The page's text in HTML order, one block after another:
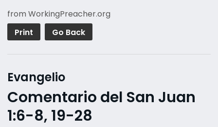
from WorkingPreacher.org
Print
Go Back
Evangelio
Comentario del San Juan
1:6-8, 19-28